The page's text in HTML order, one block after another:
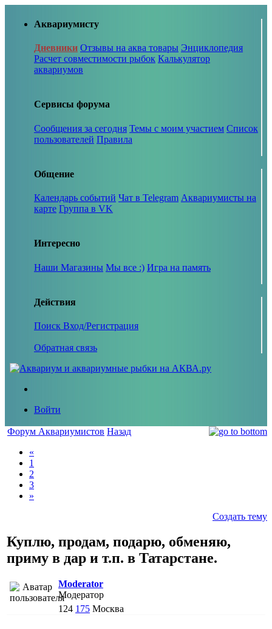
Аквариумисту
Дневники Отзывы на аква товары Энциклопедия
Расчет совместимости рыбок Калькулятор
аквариумов
Сервисы форума
Сообщения за сегодня Темы с моим участием Список
пользователей Правила
Общение
Календарь событий Чат в Telegram Аквариумисты на
карте Группа в VK
Интересно
Наши Магазины Мы все :) Игра на память
Действия
Поиск Вход/Регистрация
Обратная связь
Войти
Форум Аквариумистов Назад
«
1
2
3
»
Создать тему
Куплю, продам, подарю, обменяю,
приму в дар и т.п. в Татарстане.
Moderator
Модератор
124 175 Москва